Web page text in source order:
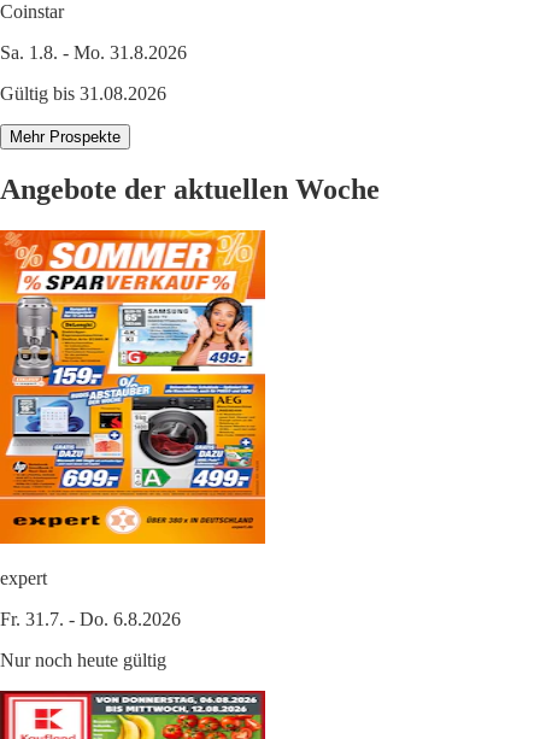
Coinstar
Sa. 1.8. - Mo. 31.8.2026
Gültig bis 31.08.2026
Mehr Prospekte
Angebote der aktuellen Woche
expert
Fr. 31.7. - Do. 6.8.2026
Nur noch heute gültig